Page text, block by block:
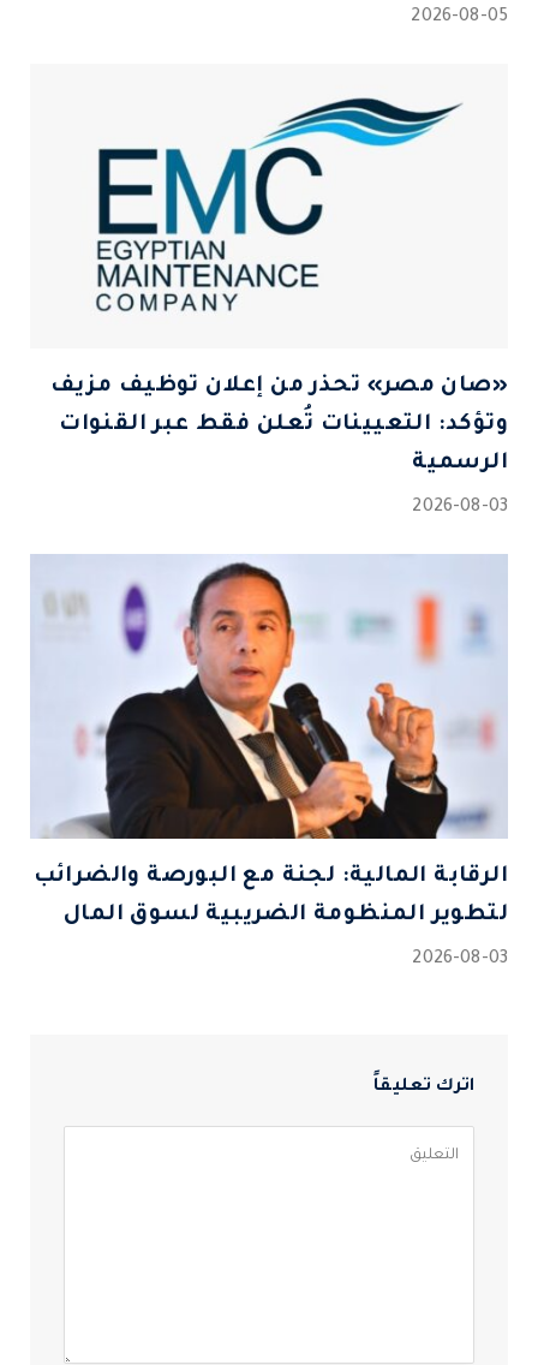
2026-08-05
«صان مصر» تحذر من إعلان توظيف مزيف
وتؤكد: التعيينات تُعلن فقط عبر القنوات
الرسمية
2026-08-03
الرقابة المالية: لجنة مع البورصة والضرائب
لتطوير المنظومة الضريبية لسوق المال
2026-08-03
اترك تعليقاً